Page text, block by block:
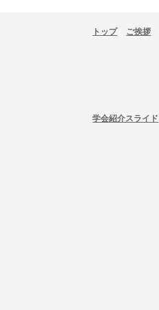
トップ ご挨拶
学会紹介スライド